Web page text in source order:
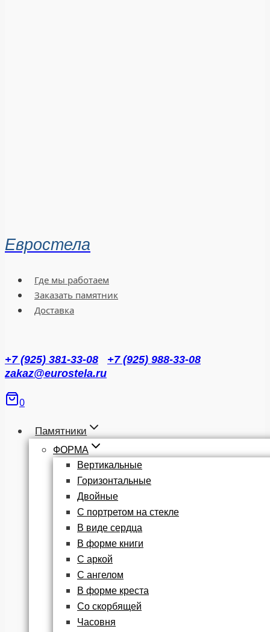
Евростела
Где мы работаем
Заказать памятник
Доставка
+7 (925) 381-33-08
+7 (925) 988-33-08
zakaz@eurostela.ru
0
Памятники
ФОРМА
Вертикальные
Горизонтальные
Двойные
С портретом на стекле
В виде сердца
В форме книги
С аркой
С ангелом
В форме креста
Со скорбящей
Часовня